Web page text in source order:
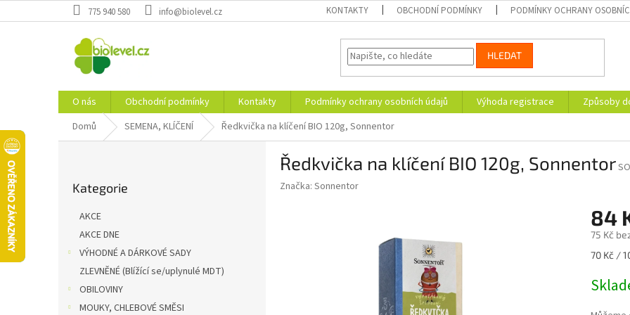
na
775 940 580 info@biolevel.cz KONTAKTY OBCHODNÍ PODMÍNKY PODMÍNKY OCHRANY
HLEDAT
O nás Obchodní podmínky Kontakty Podmínky ochrany osobních údajů Výhoda registrace
Způsoby
Domů
SEMENA, KLÍČENÍ Ředkvička na klíčení BIO 120g, Sonnentor
kategorie
Kategorie
AKCE
AKCE DNE
VÝHODNÉ A DÁRKOVÉ SADY
ZLEVNĚNÉ (Blížící se/uplynulé MDT)
OBILOVINY
MOUKY, CHLEBOVÉ SMĚSI
Ředkvička na klíčení BIO 120g, Sonnentor
Značka: Sonnentor
84
75 Kč
Měrná
70 Kč /